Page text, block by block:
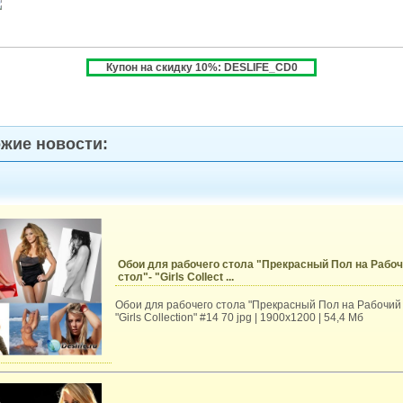
Купон на скидку 10%: DESLIFE_CD0
новости:
Обои для рабочего стола "Прекрасный Пол на
стол"- "Girls Collect ...
Обои для рабочего стола "Прекрасный Пол на Рабочий
"Girls Collection" #14 70 jpg | 1900x1200 | 54,4 Мб